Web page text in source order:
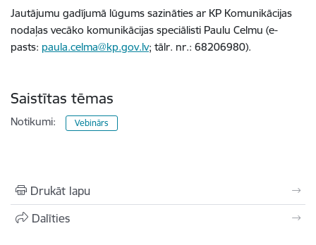
Jautājumu gadījumā lūgums sazināties ar KP Komunikācijas
nodaļas vecāko komunikācijas speciālisti Paulu Celmu (e-
pasts: paula.celma@kp.gov.lv; tālr. nr.: 68206980).
Saistītas tēmas
Notikumi: Vebinārs
Drukāt lapu
Dalīties